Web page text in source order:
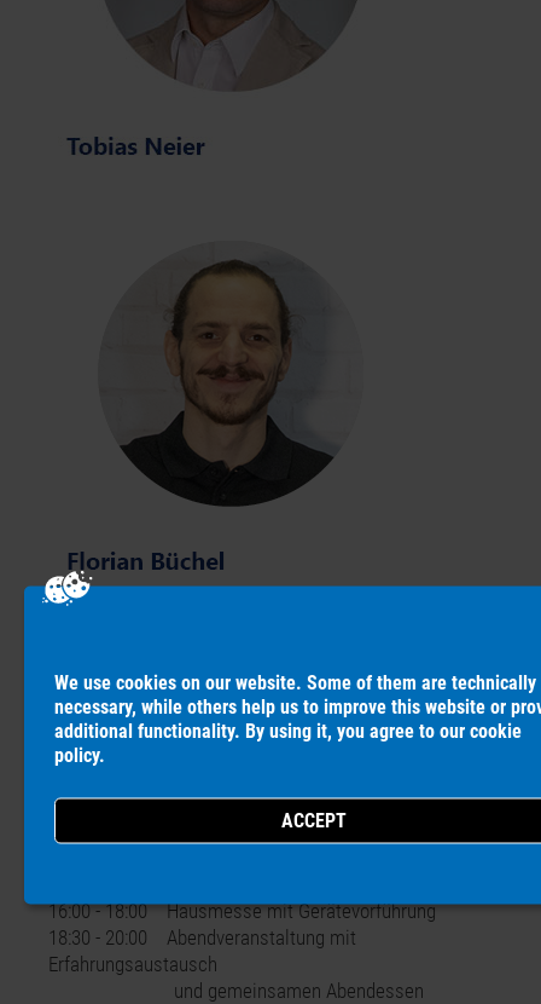
PROGRAMM
Dienstag, 20. Oktober 2026
16:00 - 18:00 Hausmesse mit Gerätevorführung
18:30 - 20:00 Abendveranstaltung mit
Erfahrungsaustausch
und gemeinsamen Abendessen
We use cookies on our website. Some of them are technically
necessary, while others help us to improve this website or
additional functionality. By using it, you agree to our cookie
policy.